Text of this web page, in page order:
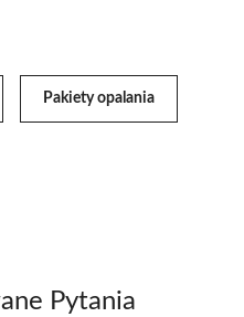
Pakiety opalania
Pytania